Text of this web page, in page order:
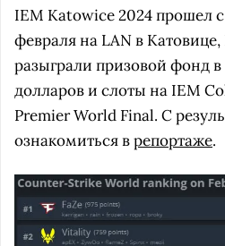
IEM Katowice 2024 прошел с
февраля на LAN в
разыграли призовой фонд
долларов и слоты на IEM
Premier World Final. С
ознакомиться врепортаже.